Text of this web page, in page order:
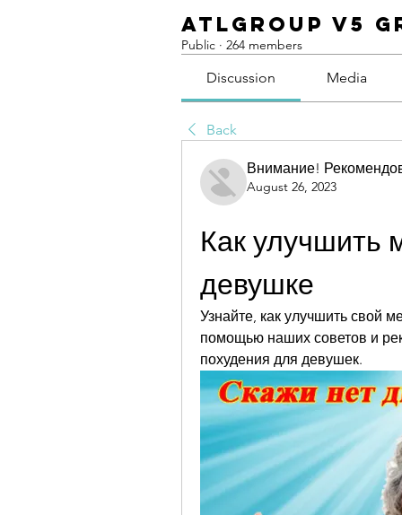
ATLGroup v5
Public · 264 members
Discussion Media
Back
Внимание!
August 26, 2023
Как улучшить
девушке
Узнайте, как улучшить свой
помощью наших советов и
похудения для девушек.